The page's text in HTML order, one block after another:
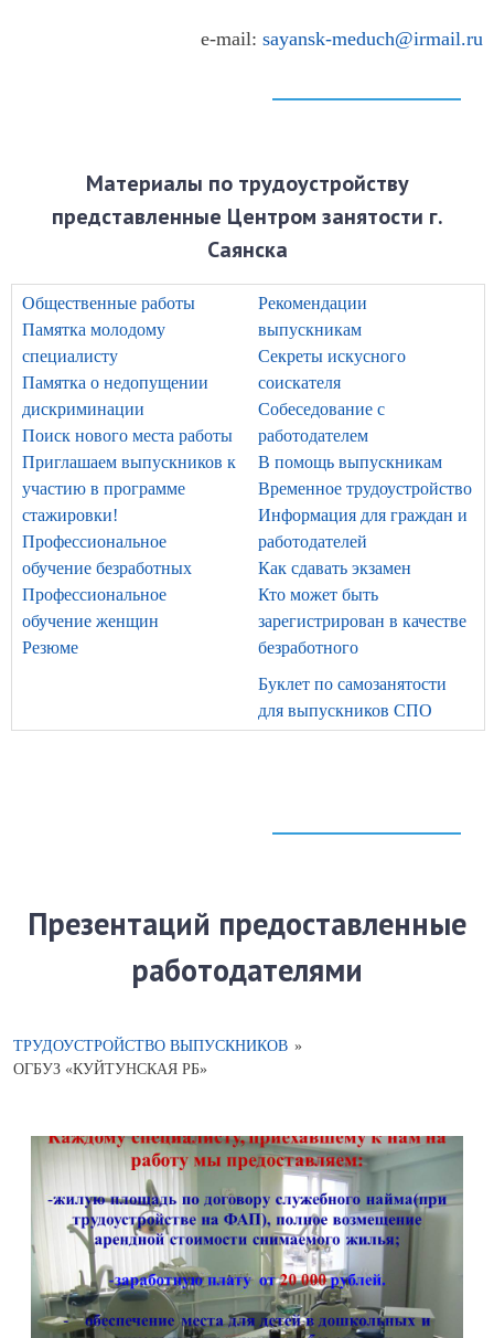
e-mail: sayansk-meduch@irmail.ru
Материалы по трудоустройству
представленные Центром занятости г.
Саянска
Общественные работы
Памятка молодому
специалисту
Памятка о недопущении
дискриминации
Поиск нового места работы
Приглашаем выпускников к
участию в программе
стажировки!
Профессиональное
обучение безработных
Профессиональное
обучение женщин
Резюме
Рекомендации
выпускникам
Секреты искусного
соискателя
Собеседование с
работодателем
В помощь выпускникам
Временное трудоустройство
Информация для граждан и
работодателей
Как сдавать экзамен
Кто может быть
зарегистрирован в качестве
безработного
Буклет по самозанятости
для выпускников СПО
Презентаций предоставленные
работодателями
ТРУДОУСТРОЙСТВО ВЫПУСКНИКОВ »
ОГБУЗ «КУЙТУНСКАЯ РБ»